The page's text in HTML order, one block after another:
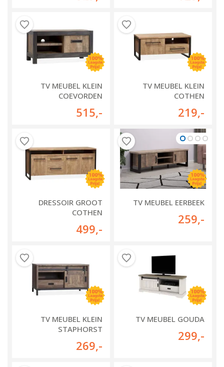
TV MEUBEL KLEIN
COEVORDEN
515,-
TV MEUBEL KLEIN
COTHEN
219,-
DRESSOIR GROOT
COTHEN
499,-
TV MEUBEL EERBEEK
259,-
TV MEUBEL KLEIN
STAPHORST
269,-
TV MEUBEL GOUDA
299,-